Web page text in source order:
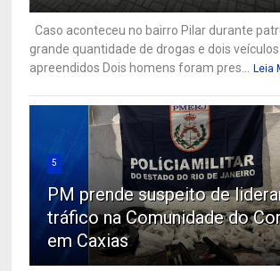
Caso aconteceu no bairro Pilar durante
grande quantidade de drogas e dois
apreendidos Dois homens foram pres...
Leia
5
PM prende suspeito de
tráfico na Comunidade do
em Caxias